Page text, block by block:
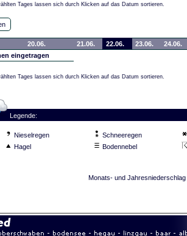
Tages lassen sich durch Klicken auf das Datum sortieren.
20.06. 21.06. 22.06. 23.06.
24.06.
eingetragen
Tages lassen sich durch Klicken auf das Datum sortieren.
Legende:
Nieselregen
Schneeregen
Hagel
Bodennebel
Monats- und Jahresniederschlag